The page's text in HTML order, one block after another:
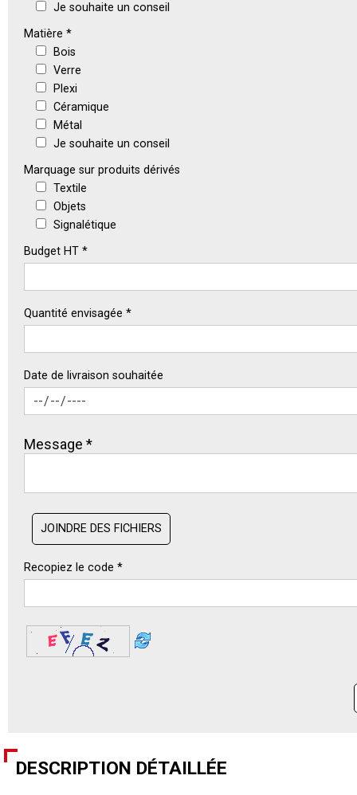
Je souhaite un conseil
Matière *
Bois
Verre
Plexi
Céramique
Métal
Je souhaite un conseil
Marquage sur produits dérivés
Textile
Objets
Signalétique
Budget HT *
Quantité envisagée *
Date de livraison souhaitée
Message *
JOINDRE DES FICHIERS
Recopiez le code *
DESCRIPTION DÉTAILLÉE